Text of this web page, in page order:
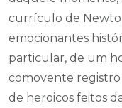
currículo de
emocionantes
particular, de um
comovente
de heroicos feitos